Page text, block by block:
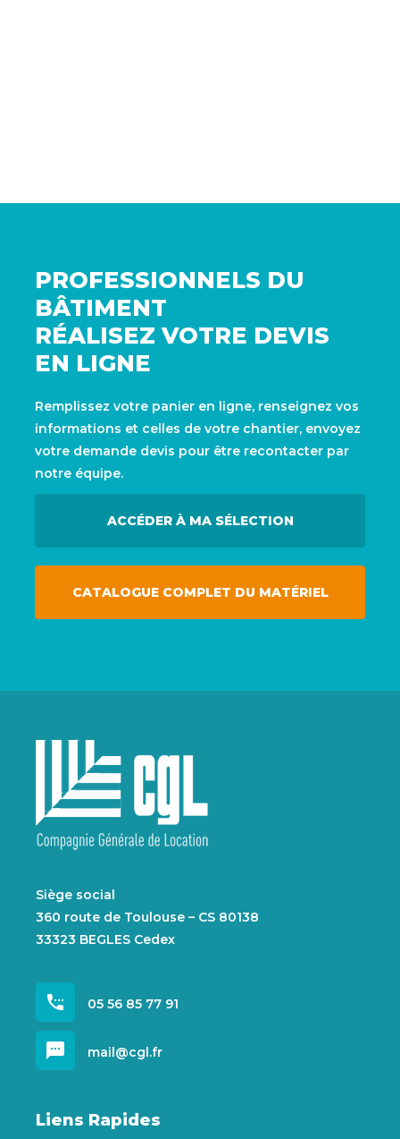
PROFESSIONNELS DU
BÂTIMENT
RÉALISEZ VOTRE DEVIS
EN LIGNE
Remplissez votre panier en ligne, renseignez vos
informations et celles de votre chantier, envoyez
votre demande devis pour être recontacter par
notre équipe.
ACCÉDER À MA SÉLECTION
CATALOGUE COMPLET DU MATÉRIEL
Siège social
360 route de Toulouse – CS 80138
33323 BEGLES Cedex
settings_phone 05 56 85 77 91
sms mail@cgl.fr
Liens Rapides